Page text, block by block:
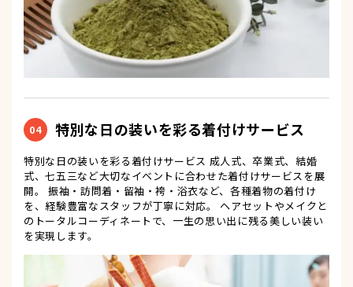
04 特別な日の装いを彩る着付けサービス
特別な日の装いを彩る着付けサービス 成人式、卒業式、結婚
式、七五三など大切なイベントに合わせた着付けサービスを展
開。 振袖・訪問着・留袖・袴・浴衣など、各種着物の着付け
を、経験豊富なスタッフが丁寧に対応。 ヘアセットやメイクと
のトータルコーディネートで、一生の思い出に残る美しい装い
を実現します。